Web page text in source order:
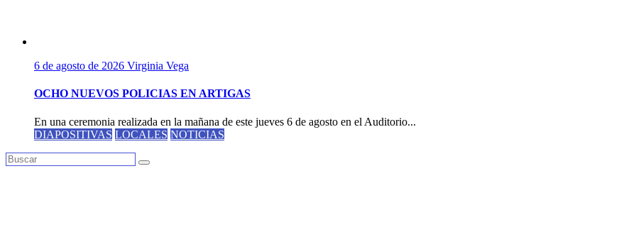
6 de agosto de 2026 Virginia Vega
OCHO NUEVOS POLICIAS EN ARTIGAS
En una ceremonia realizada en la mañana de este jueves 6 de agosto en el Auditorio...
DIAPOSITIVAS LOCALES NOTICIAS